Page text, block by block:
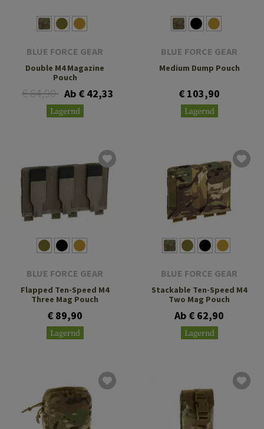
BLUE FORCE GEAR
Double M4 Magazine
Pouch
€ 64,90 Ab € 42,33
Lagernd
BLUE FORCE GEAR
Medium Dump Pouch
€ 103,90
Lagernd
BLUE FORCE GEAR
Flapped Ten-Speed M4
Three Mag Pouch
€ 89,90
Lagernd
BLUE FORCE GEAR
Stackable Ten-Speed M4
Two Mag Pouch
Ab € 62,90
Lagernd